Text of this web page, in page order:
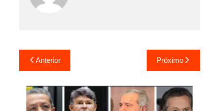
Navegação
de
Post
Anterior Próximo